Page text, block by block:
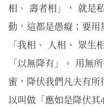
相、 壽者相」， 就是
動，這都是愚癡；要
「我相、 人相、 眾生
「以無降有」。 用無
蜜，降伏我們凡夫有
以叫做「應如是降伏